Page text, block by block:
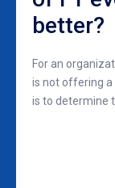
better?
For an
is not offering a
is to determine